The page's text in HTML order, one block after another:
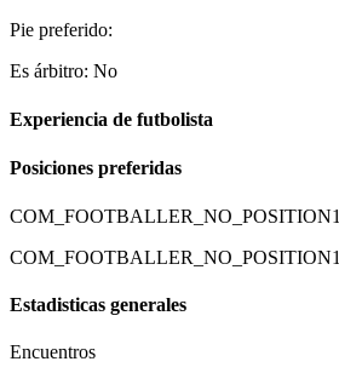
Pie preferido:
Es árbitro: No
Experiencia de futbolista
Posiciones preferidas
COM_FOOTBALLER_NO_POSITION1
COM_FOOTBALLER_NO_POSITION1
Estadisticas generales
Encuentros